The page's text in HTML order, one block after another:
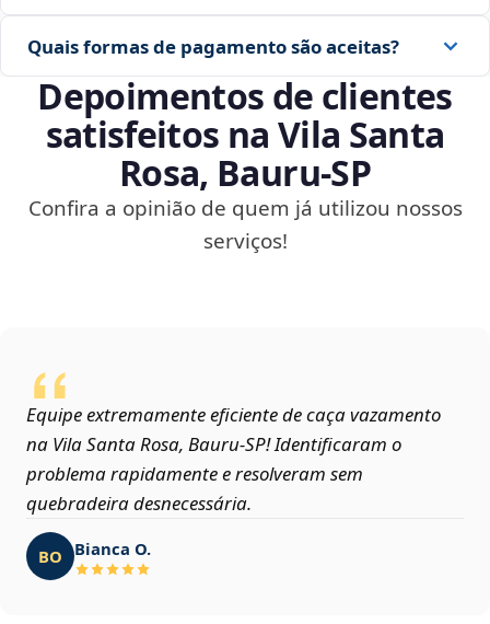
Quais formas de pagamento são aceitas?
Depoimentos de clientes
satisfeitos na Vila Santa
Rosa, Bauru‑SP
Confira a opinião de quem já utilizou nossos
serviços!
Equipe extremamente eficiente de caça vazamento
na Vila Santa Rosa, Bauru‑SP! Identificaram o
problema rapidamente e resolveram sem
quebradeira desnecessária.
BO Bianca O.